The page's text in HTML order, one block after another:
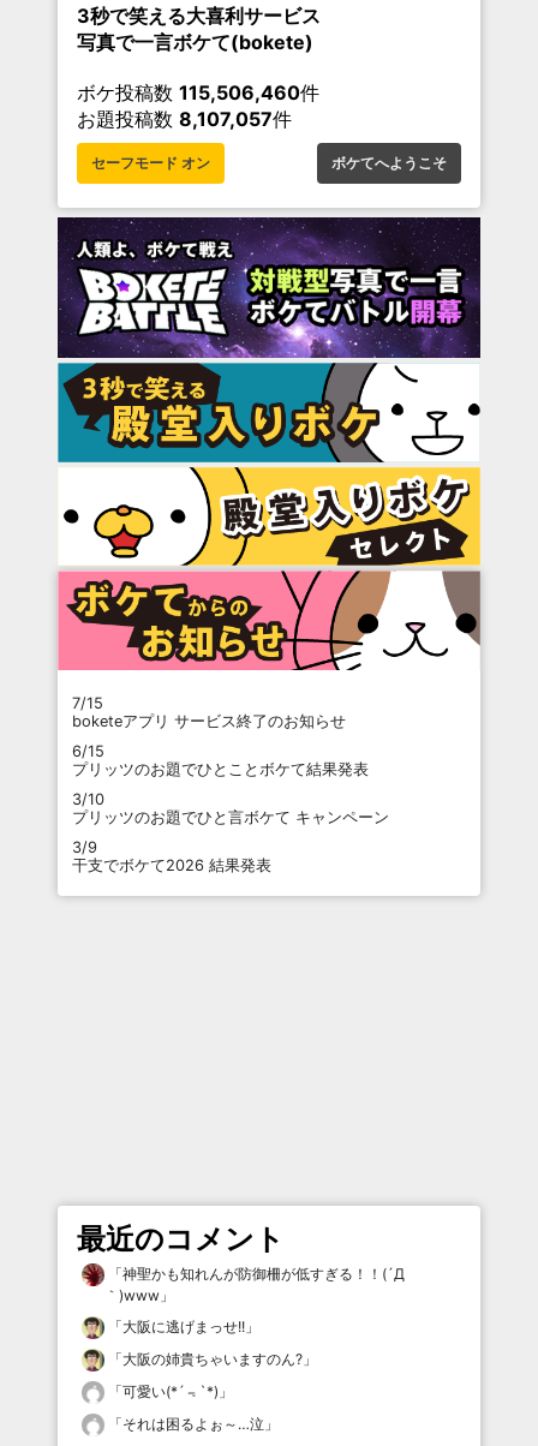
3秒で笑える大喜利サービス
写真で一言ボケて(bokete)
ボケ投稿数 115,506,460件
お題投稿数 8,107,057件
セーフモード オン ボケてへようこそ
7/15
boketeアプリ サービス終了のお知らせ
6/15
プリッツのお題でひとことボケて結果発表
3/10
プリッツのお題でひと言ボケて キャンペーン
3/9
干支でボケて2026 結果発表
最近のコメント
「神聖かも知れんが防御柵が低すぎる！！(´Д
｀)www 」
「大阪に逃げまっせ!! 」
「大阪の姉貴ちゃいますのん? 」
「可愛い(*´﹃`*) 」
「それは困るよぉ～…泣 」